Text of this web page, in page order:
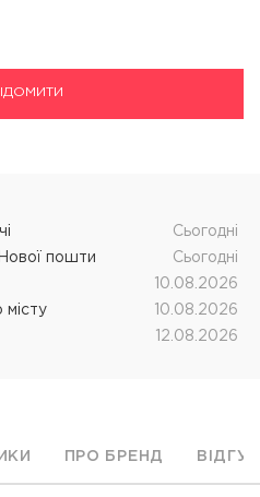
Cьогодні
Нової пошти
Cьогодні
10.08.2026
місту
10.08.2026
12.08.2026
ПРО БРЕНД